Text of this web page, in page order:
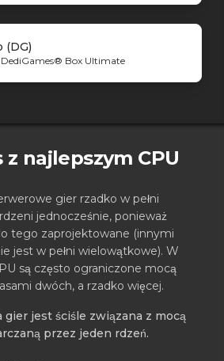
(DG)
Box Ultimate
z najlepszym CPU
gier rzadko w pełni
jednocześnie, ponieważ
tego zaprojektowane (innymi
jest w pełni wielowątkowe). W
są często ograniczone mocą
dwóch, a rzadko więcej.
gier jest ściśle związana z mocą
przez jeden rdzeń.